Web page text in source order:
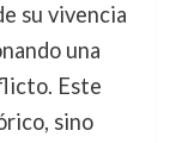
su vivencia
una
Este
sino